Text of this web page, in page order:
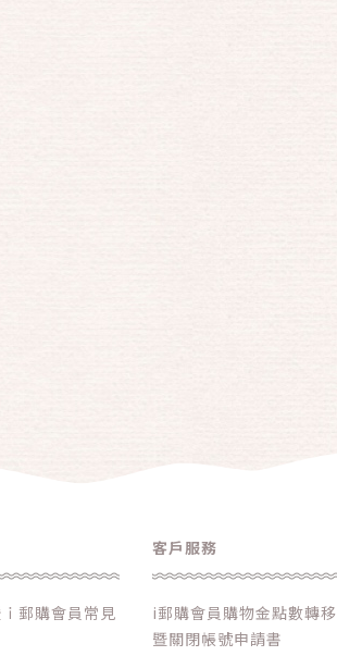
郵購會員常見
客戶服務
i郵購會員購物金點數轉移
暨關閉帳號申請書